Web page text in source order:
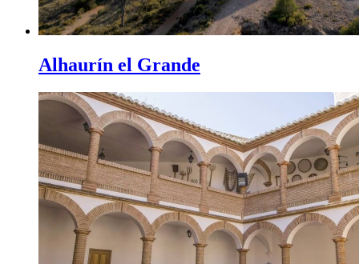
Alhaurín el Grande